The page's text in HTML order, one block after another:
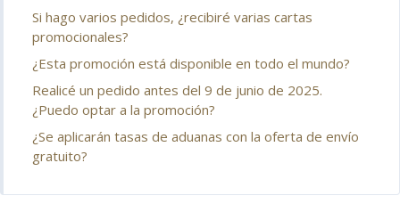
Si hago varios pedidos, ¿recibiré varias cartas
promocionales?
¿Esta promoción está disponible en todo el mundo?
Realicé un pedido antes del 9 de junio de 2025.
¿Puedo optar a la promoción?
¿Se aplicarán tasas de aduanas con la oferta de envío
gratuito?